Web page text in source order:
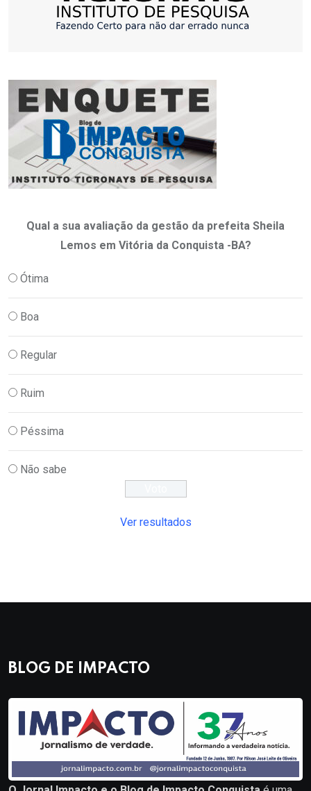
Qual a sua avaliação da gestão da prefeita Sheila
Lemos em Vitória da Conquista -BA?
Ótima
Boa
Regular
Ruim
Péssima
Não sabe
Ver resultados
BLOG DE IMPACTO